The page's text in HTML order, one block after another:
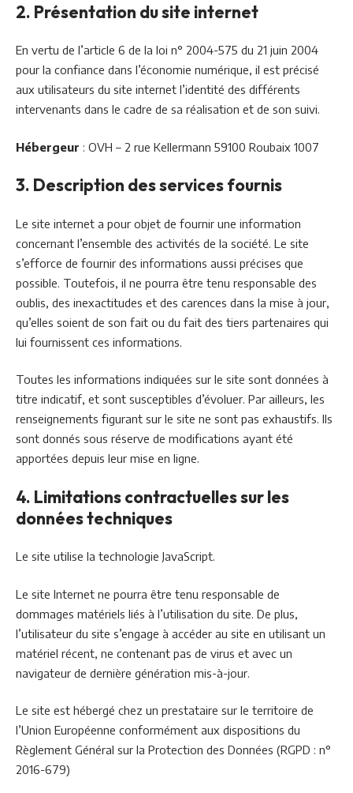
2. Présentation du site internet
En vertu de l’article 6 de la loi n° 2004-575 du 21 juin 2004
pour la confiance dans l’économie numérique, il est précisé
aux utilisateurs du site internet l’identité des différents
intervenants dans le cadre de sa réalisation et de son suivi.
Hébergeur : OVH – 2 rue Kellermann 59100 Roubaix 1007
3. Description des services fournis
Le site internet a pour objet de fournir une information
concernant l’ensemble des activités de la société. Le site
s’efforce de fournir des informations aussi précises que
possible. Toutefois, il ne pourra être tenu responsable des
oublis, des inexactitudes et des carences dans la mise à jour,
qu’elles soient de son fait ou du fait des tiers partenaires qui
lui fournissent ces informations.
Toutes les informations indiquées sur le site sont données à
titre indicatif, et sont susceptibles d’évoluer. Par ailleurs, les
renseignements figurant sur le site ne sont pas exhaustifs. Ils
sont donnés sous réserve de modifications ayant été
apportées depuis leur mise en ligne.
4. Limitations contractuelles sur les
données techniques
Le site utilise la technologie JavaScript.
Le site Internet ne pourra être tenu responsable de
dommages matériels liés à l’utilisation du site. De plus,
l’utilisateur du site s’engage à accéder au site en utilisant un
matériel récent, ne contenant pas de virus et avec un
navigateur de dernière génération mis-à-jour.
Le site est hébergé chez un prestataire sur le territoire de
l’Union Européenne conformément aux dispositions du
Règlement Général sur la Protection des Données (RGPD : n°
2016-679)